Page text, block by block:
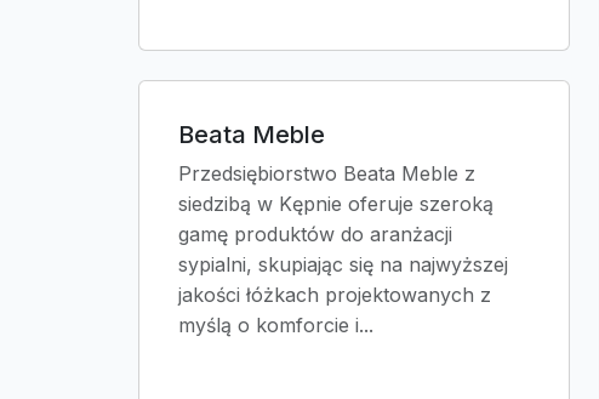
Beata Meble
Przedsiębiorstwo Beata Meble z
siedzibą w Kępnie oferuje szeroką
gamę produktów do aranżacji
sypialni, skupiając się na najwyższej
jakości łóżkach projektowanych z
myślą o komforcie i...